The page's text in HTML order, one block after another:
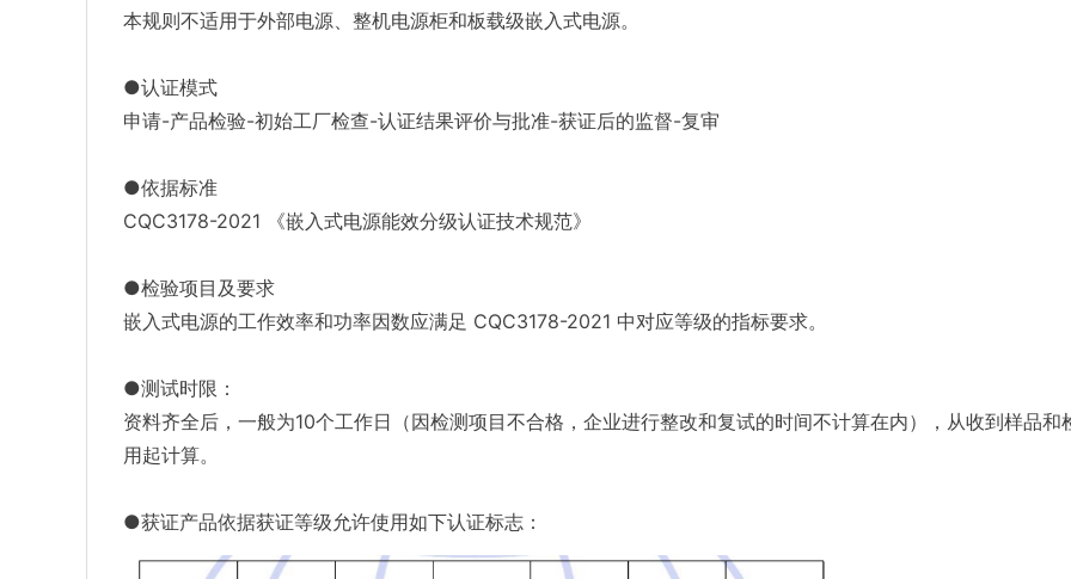
本规则不适用于外部电源、整机电源柜和板载级嵌入式电源。
●认证模式
申请-产品检验-初始工厂检查-认证结果评价与批准-获证后的监督-复审
●依据标准
CQC3178-2021 《嵌入式电源能效分级认证技术规范》
●检验项目及要求
嵌入式电源的工作效率和功率因数应满足 CQC3178-2021 中对应等级的指标要求。
●测试时限：
资料齐全后，一般为10个工作日（因检测项目不合格，企业进行整改和复试的时间不计算在内），从收到样品和
用起计算。
●获证产品依据获证等级允许使用如下认证标志：